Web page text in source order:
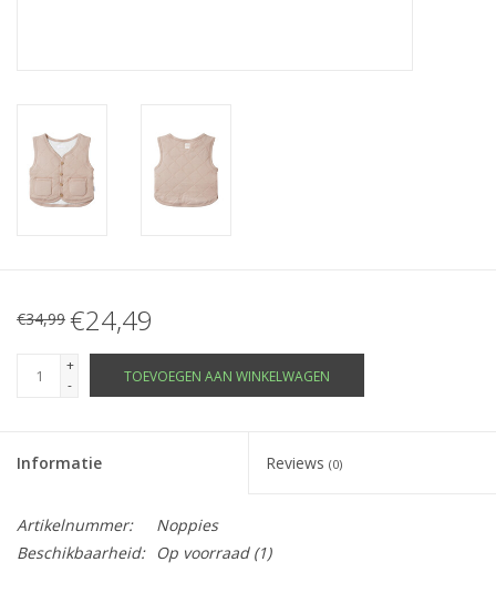
€34,99 €24,49
+
-
TOEVOEGEN AAN WINKELWAGEN
Informatie Reviews (0)
Artikelnummer:
Noppies
Beschikbaarheid:
Op voorraad(1)